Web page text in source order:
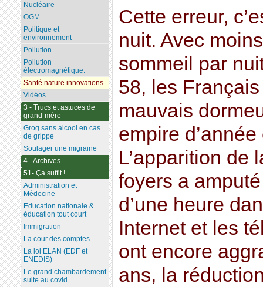
Cette erreur,
nuit. Avec
sommeil par
58, les
mauvais
empire
L’apparition de
foyers a
d’une heure
Internet et les
ont encore
ans, la
Nucléaire
OGM
Politique et
environnement
Pollution
Pollution
électromagnétique.
Santé nature innovations
Vidéos
3 - Trucs et astuces de
grand-mère
Grog sans alcool en cas
de grippe
Soulager une migraine
4 - Archives
51- Ça suffit !
Administration et
Médecine
Education nationale &
éducation tout court
Immigration
La cour des comptes
La loi ELAN (EDF et
ENEDIS)
Le grand chambardement
suite au covid